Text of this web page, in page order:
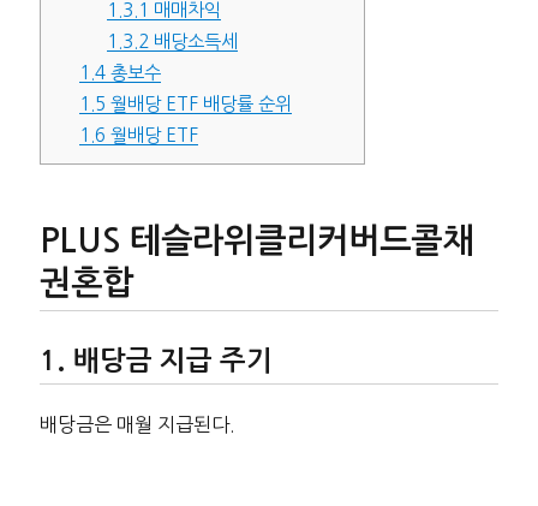
1.3.1 매매차익
1.3.2 배당소득세
1.4 총보수
1.5 월배당 ETF 배당률 순위
1.6 월배당 ETF
PLUS 테슬라위클리커버드콜채
권혼합
배당금 지급 주기
배당금은 매월 지급된다.